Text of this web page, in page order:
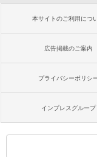
本サイトのご利用につ
広告掲載のご案内
プライバシーポリシ
インプレスグループ